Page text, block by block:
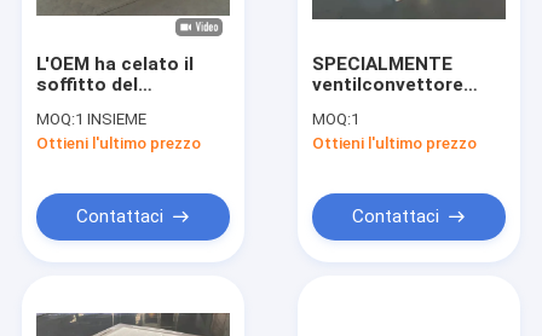
L'OEM ha celato il
soffitto del
FCU dell'acqua
montato per i
MOQ:1 INSIEME
Ottieni l'ultimo prezzo
Contattaci
SPECIALMENTE
ventilconvettore
di FCU dell'unità di
cassetta di Hydronic
MOQ:1
Ottieni l'ultimo prezzo
Contattaci